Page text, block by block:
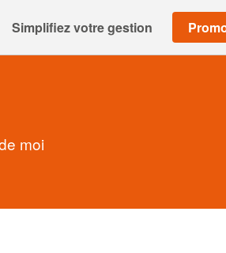
Simplifiez votre gestion
moi